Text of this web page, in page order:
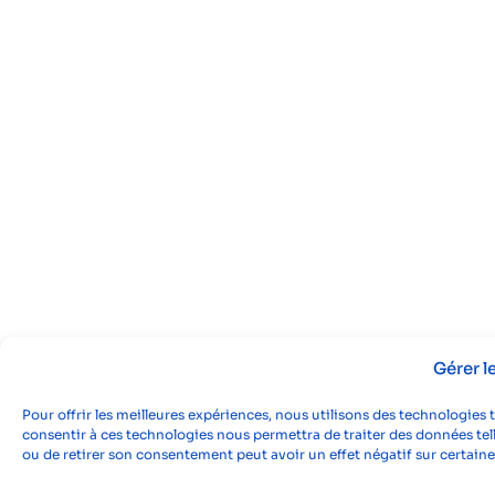
Gérer
Pour offrir les meilleures expériences, nous utilisons des
consentir à ces technologies nous permettra de traiter des données
ou de retirer son consentement peut avoir un effet négatif sur